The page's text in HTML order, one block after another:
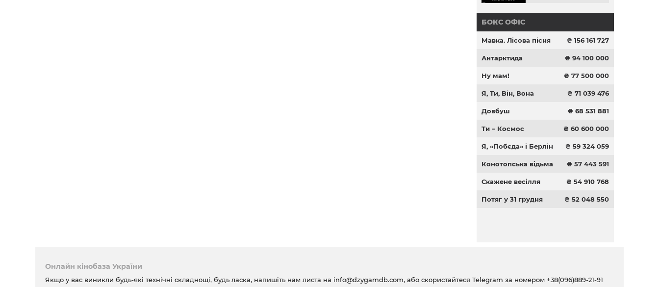
БОКС ОФІС
Мавка. Лісова пісня ₴ 156 161 727
Антарктида ₴ 94 100 000
Ну мам! ₴ 77 500 000
Я, Ти, Він, Вона ₴ 71 039 476
Довбуш ₴ 68 531 881
Ти – Космос ₴ 60 600 000
Я, «Побєда» і Берлін ₴ 59 324 059
Конотопська відьма ₴ 57 443 591
Скажене весілля ₴ 54 910 768
Потяг у 31 грудня ₴ 52 048 550
Онлайн кінобаза України
Якщо у вас виникли будь-які технічні складнощі, будь ласка, напишіть нам листа на info@dzygamdb.com, або скористайтеся Telegram за номером +38(096)889-21-91